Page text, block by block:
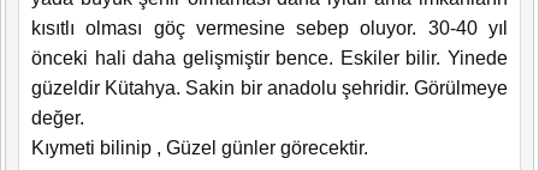
kısıtlı olması göç vermesine sebep oluyor. 30-40 yıl
önceki hali daha gelişmiştir bence. Eskiler bilir. Yinede
güzeldir Kütahya. Sakin bir anadolu şehridir. Görülmeye
değer.
Kıymeti bilinip , Güzel günler görecektir.